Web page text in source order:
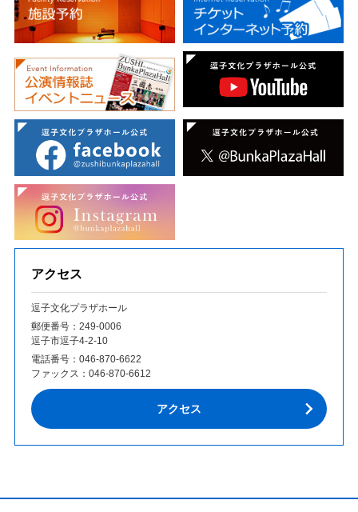
アクセス
逗子文化プラザホール
郵便番号：249‐0006
逗子市逗子4-2-10
電話番号： 046-870-6622
ファックス： 046-870-6612
アクセス